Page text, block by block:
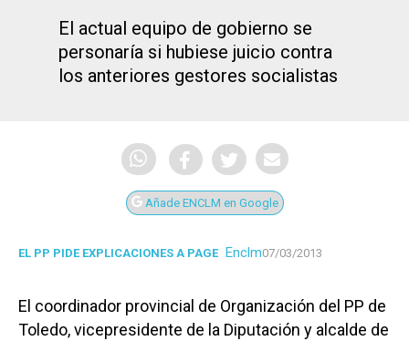
El actual equipo de gobierno se
personaría si hubiese juicio contra
los anteriores gestores socialistas
Añade ENCLM en Google
EL PP PIDE EXPLICACIONES A PAGE Enclm07/03/2013
El coordinador provincial de Organización del PP de
Toledo, vicepresidente de la Diputación y alcalde de